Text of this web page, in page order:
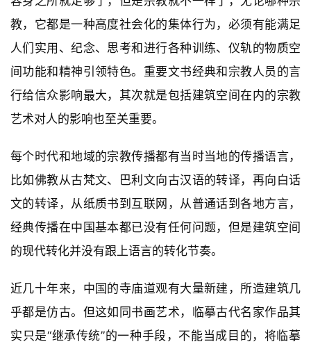
教，它都是一种高度社会化的集体行为，必须有能满足
人们实用、纪念、思考和进行各种训练、仪轨的物质空
间功能和精神引领特色。重要文书经典和宗教人员的言
行给信众影响最大，其次就是包括建筑空间在内的宗教
艺术对人的影响也至关重要。
每个时代和地域的宗教传播都有当时当地的传播语言，
比如佛教从古梵文、巴利文向古汉语的转译，再向白话
文的转译，从纸质书到互联网，从普通话到各地方言，
经典传播在中国基本都已没有任何问题，但是建筑空间
的现代转化并没有跟上语言的转化节奏。
近几十年来，中国的寺庙道观有大量新建，所造建筑几
乎都是仿古。但这如同书画艺术，临摹古代名家作品其
实只是“继承传统”的一种手段，不能当成目的，将临摹